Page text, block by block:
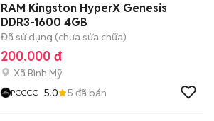
RAM Kingston HyperX Genesis
DDR3-1600 4GB
Đã sử dụng (chưa sửa chữa)
200.000 đ
Xã Bình Mỹ
PCCCC 5.0 5 đã bán